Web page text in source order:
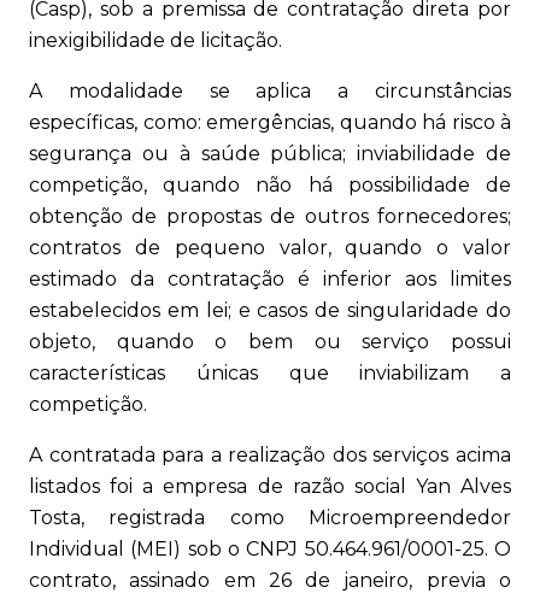
(Casp), sob a premissa de contratação direta por
inexigibilidade de licitação.
A modalidade se aplica a circunstâncias
específicas, como: emergências, quando há risco à
segurança ou à saúde pública; inviabilidade de
competição, quando não há possibilidade de
obtenção de propostas de outros fornecedores;
contratos de pequeno valor, quando o valor
estimado da contratação é inferior aos limites
estabelecidos em lei; e casos de singularidade do
objeto, quando o bem ou serviço possui
características únicas que inviabilizam a
competição.
A contratada para a realização dos serviços acima
listados foi a empresa de razão social Yan Alves
Tosta, registrada como Microempreendedor
Individual (MEI) sob o CNPJ 50.464.961/0001-25. O
contrato, assinado em 26 de janeiro, previa o